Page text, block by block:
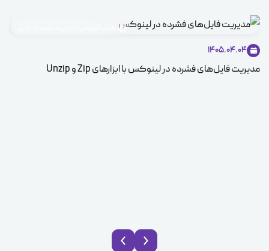
مطالب آموزشی در زمینه سیستم عامل
1405.04.04
مدیریت فایل‌های فشرده در لینوکس با ابزارهای Zip و Unzip